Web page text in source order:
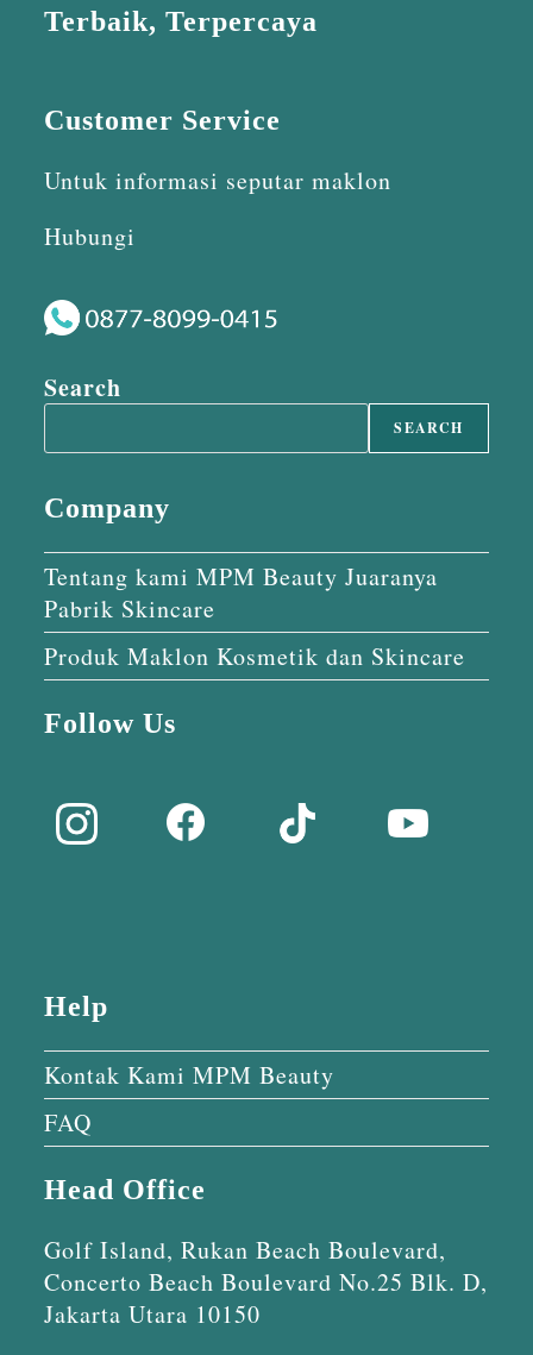
Terbaik, Terpercaya
Customer Service
Untuk informasi seputar maklon
Hubungi
Search
SEARCH
Company
Tentang kami MPM Beauty Juaranya
Pabrik Skincare
Produk Maklon Kosmetik dan Skincare
Follow Us
Help
Kontak Kami MPM Beauty
FAQ
Head Office
Golf Island, Rukan Beach Boulevard,
Concerto Beach Boulevard No.25 Blk. D,
Jakarta Utara 10150